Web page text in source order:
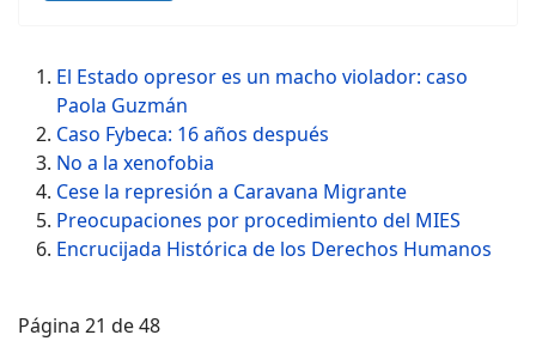
El Estado opresor es un macho violador: caso
Paola Guzmán
Caso Fybeca: 16 años después
No a la xenofobia
Cese la represión a Caravana Migrante
Preocupaciones por procedimiento del MIES
Encrucijada Histórica de los Derechos Humanos
Página 21 de 48